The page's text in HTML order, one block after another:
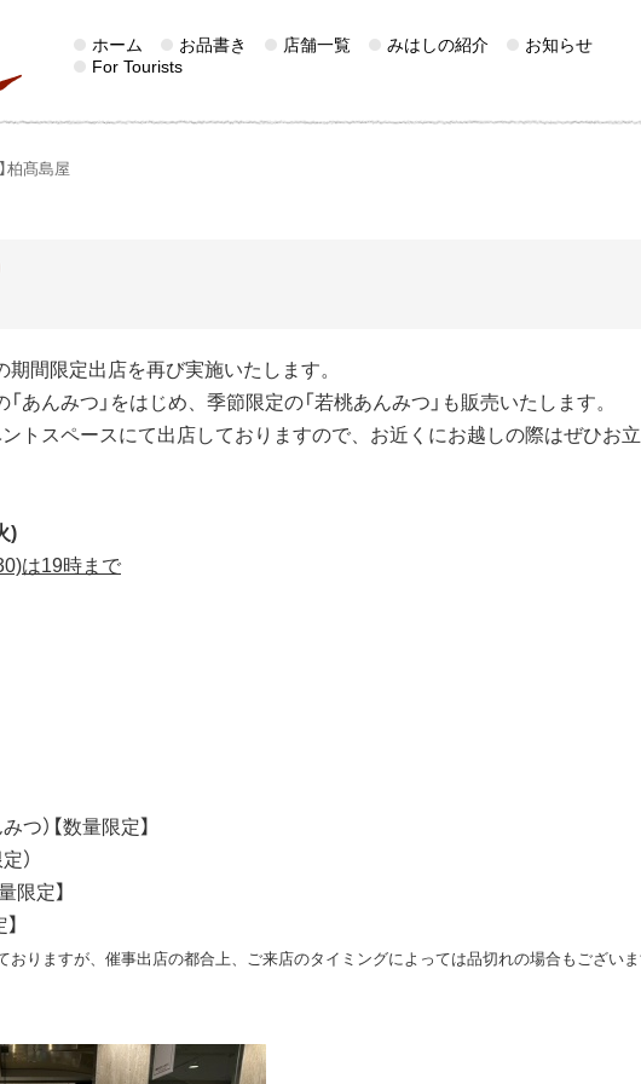
ホーム お品書き 店舗一覧 みはしの紹介
お知らせ
For Tourists
柏髙島屋
間限定出店を再び実施いたします。
あんみつ」をはじめ、季節限定の「若桃あんみつ」も販売いたします。
トスペースにて出店しておりますので、お近くにお越しの際はぜひお立
)
は19時まで
つ）【数量限定】
）
限定】
りますが、催事出店の都合上、ご来店のタイミングによっては品切れの場合もございま